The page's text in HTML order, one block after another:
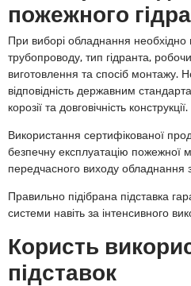
пожежного
При виборі обладнання необхідно
трубопроводу, тип гідранта,
виготовлення та спосіб
відповідність державним
корозії та довговічність конструкції.
Використання сертифікованої
безпечну експлуатацію пожежної
передчасного виходу обладнання
Правильно підібрана підставка
системи навіть за інтенсивного
Користь
підставок